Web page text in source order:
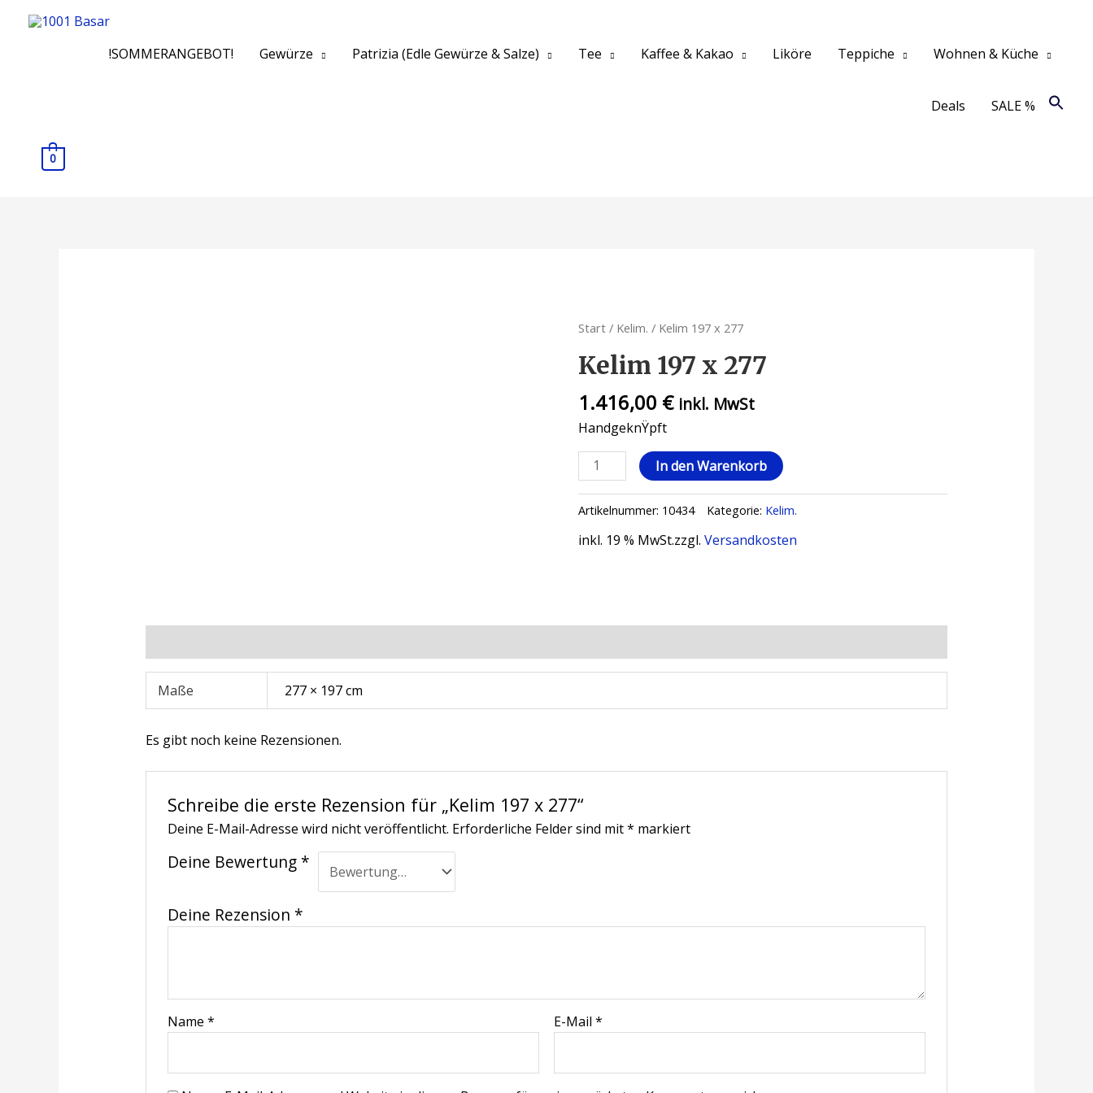
!SOMMERANGEBOT! Gewürze Patrizia (Edle Gewürze & Salze) Tee Kaffee & Kakao Liköre Teppiche Wohnen & Küche
Deals SALE %
0
Start / Kelim. / Kelim 197 x 277
Kelim 197 x 277
1.416,00 € inkl. MwSt
HandgeknŸpft
In den Warenkorb
Artikelnummer: 10434 Kategorie: Kelim.
inkl. 19 % MwSt.zzgl.Versandkosten
Maße 277 × 197 cm
Es gibt noch keine Rezensionen.
Schreibe die erste Rezension für „Kelim 197 x 277“
Deine E-Mail-Adresse wird nicht veröffentlicht. Erforderliche Felder sind mit* markiert
Deine Bewertung *
Deine Rezension *
Name* E-Mail*